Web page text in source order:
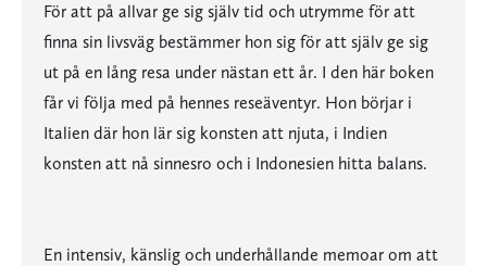
För att på allvar ge sig själv tid och utrymme för att
finna sin livsväg bestämmer hon sig för att själv ge sig
ut på en lång resa under nästan ett år. I den här boken
får vi följa med på hennes reseäventyr. Hon börjar i
Italien där hon lär sig konsten att njuta, i Indien
konsten att nå sinnesro och i Indonesien hitta balans.
En intensiv, känslig och underhållande memoar om att